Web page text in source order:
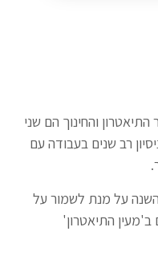
והחינוך הם שני
רב שנים בעבודה עם
השנה על מנת לשמור על
התיאטרון'